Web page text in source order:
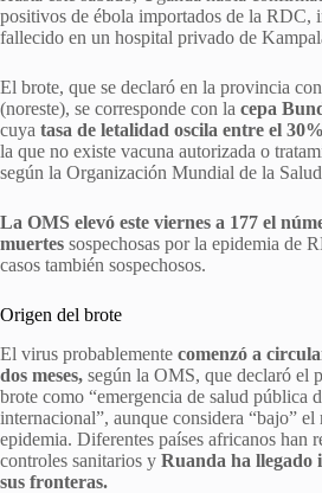
positivos de ébola importados de la RDC,
fallecido en un hospital privado de
El brote, que se declaró en la provincia
(noreste), se corresponde con la cepa
cuya tasa de letalidad oscila entre el
la que no existe vacuna autorizada o
según la Organización Mundial de la
La OMS elevó este viernes a 177 el
muertes sospechosas por la epidemia de
casos también sospechosos.
Origen del brote
El virus probablemente comenzó a
dos meses, según la OMS, que declaró el
brote como “emergencia de salud pública
internacional”, aunque considera “bajo”
epidemia. Diferentes países africanos han
controles sanitarios y Ruanda ha llegado
sus fronteras.